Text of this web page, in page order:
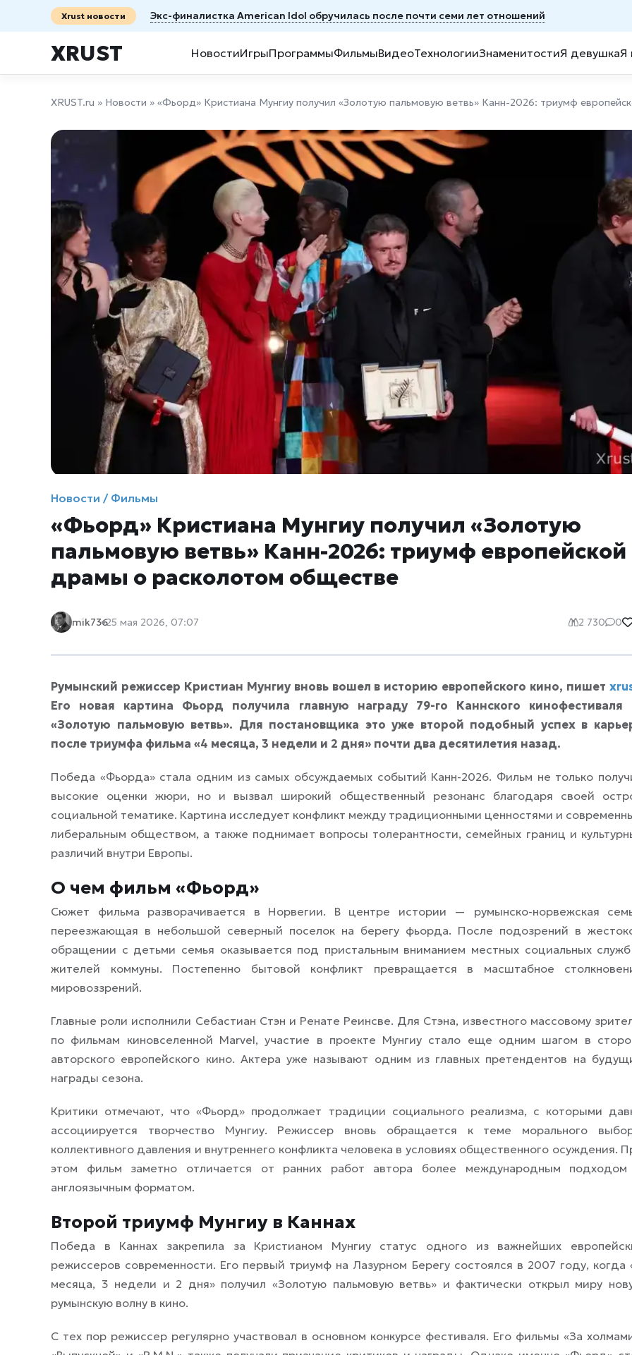
Xrust новости Экс-финалистка American Idol обручилась после почти семи лет отношений
XRUST НовостиИгрыПрограммыФильмыВидеоТехнологииЗнаменитостиЯ девушкаЯ
XRUST.ru » Новости » «Фьорд» Кристиана Мунгиу получил «Золотую пальмовую ветвь» Канн-2026: триумф
Новости / Фильмы
«Фьорд» Кристиана Мунгиу получил «Золотую
пальмовую ветвь» Канн-2026: триумф европейской
драмы о расколотом обществе
mik73625 мая 2026, 07:07 2 730 0
Румынский режиссер Кристиан Мунгиу вновь вошел в историю европейского кино, пишет
Его новая картина Фьорд получила главную награду 79-го Каннского
«Золотую пальмовую ветвь». Для постановщика это уже второй подобный успех в
после триумфа фильма «4 месяца, 3 недели и 2 дня» почти два десятилетия назад.
Победа «Фьорда» стала одним из самых обсуждаемых событий Канн-2026. Фильм не только
высокие оценки жюри, но и вызвал широкий общественный резонанс благодаря своей
социальной тематике. Картина исследует конфликт между традиционными ценностями и
либеральным обществом, а также поднимает вопросы толерантности, семейных границ и
различий внутри Европы.
О чем фильм «Фьорд»
Сюжет фильма разворачивается в Норвегии. В центре истории — румынско-норвежская
переезжающая в небольшой северный поселок на берегу фьорда. После подозрений в
обращении с детьми семья оказывается под пристальным вниманием местных социальных
жителей коммуны. Постепенно бытовой конфликт превращается в масштабное
мировоззрений.
Главные роли исполнили Себастиан Стэн и Ренате Реинсве. Для Стэна, известного массовому
по фильмам киновселенной Marvel, участие в проекте Мунгиу стало еще одним шагом в
авторского европейского кино. Актера уже называют одним из главных претендентов на
награды сезона.
Критики отмечают, что «Фьорд» продолжает традиции социального реализма, с которыми
ассоциируется творчество Мунгиу. Режиссер вновь обращается к теме морального
коллективного давления и внутреннего конфликта человека в условиях общественного осуждения.
этом фильм заметно отличается от ранних работ автора более международным
англоязычным форматом.
Второй триумф Мунгиу в Каннах
Победа в Каннах закрепила за Кристианом Мунгиу статус одного из важнейших
режиссеров современности. Его первый триумф на Лазурном Берегу состоялся в 2007 году, когда
месяца, 3 недели и 2 дня» получил «Золотую пальмовую ветвь» и фактически открыл миру
румынскую волну в кино.
С тех пор режиссер регулярно участвовал в основном конкурсе фестиваля. Его фильмы «За